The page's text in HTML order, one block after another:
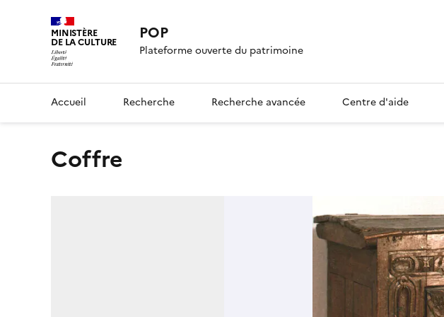
MINISTÈRE
DE LA CULTURE POP
Plateforme ouverte du patrimoine
Accueil Recherche Recherche avancée Centre d'aide
coffre